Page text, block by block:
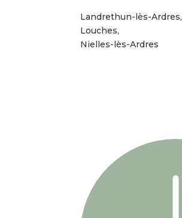
Landrethun-lès-Ardres,
Louches,
Nielles-lès-Ardres